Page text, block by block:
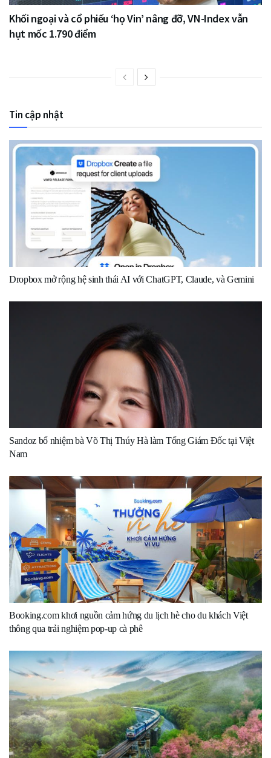
Khối ngoại và cổ phiếu ‘họ Vin’ nâng đỡ, VN-Index vẫn
hụt mốc 1.790 điểm
Tin cập nhật
Dropbox mở rộng hệ sinh thái AI với ChatGPT, Claude, và Gemini
Sandoz bổ nhiệm bà Võ Thị Thúy Hà làm Tổng Giám Đốc tại Việt
Nam
Booking.com khơi nguồn cảm hứng du lịch hè cho du khách Việt
thông qua trải nghiệm pop-up cà phê